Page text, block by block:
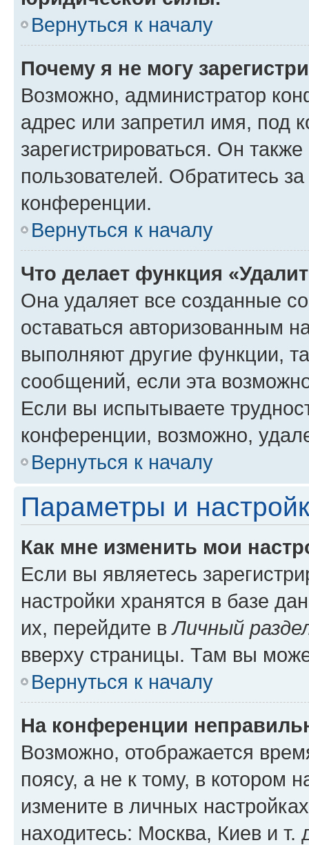
Вернуться к началу
Почему я не могу
Возможно, администратор
адрес или запретил имя, под
зарегистрироваться. Он
пользователей. Обратитесь
конференции.
Вернуться к началу
Что делает функция
Она удаляет все созданные
оставаться авторизованным
выполняют другие функции,
сообщений, если эта
Если вы испытываете
конференции, возможно,
Вернуться к началу
Параметры и
Как мне изменить мои
Если вы являетесь
настройки хранятся в базе
их, перейдите вЛичный
вверху страницы. Там вы
Вернуться к началу
На конференции
Возможно, отображается
поясу, а не к тому, в котором
измените в личных
находитесь: Москва, Киев и т.